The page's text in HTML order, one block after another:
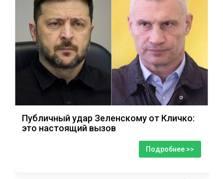
Публичный удар Зеленскому от Кличко:
это настоящий вызов
Подробнее >>